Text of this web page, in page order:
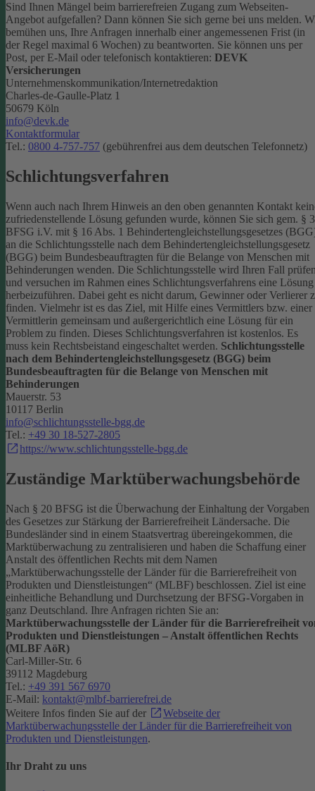
Sind Ihnen Mängel beim barrierefreien Zugang zum Webseiten-
Angebot aufgefallen? Dann können Sie sich gerne bei uns melden.
bemühen uns, Ihre Anfragen innerhalb einer angemessenen Frist (in
der Regel maximal 6 Wochen) zu beantworten. Sie können uns per
Post, per E-Mail oder telefonisch kontaktieren: DEVK
Versicherungen
Unternehmenskommunikation/Internetredaktion
Charles-de-Gaulle-Platz 1
50679 Köln
info@devk.de
Kontaktformular
Tel.: 0800 4-757-757 (gebührenfrei aus dem deutschen Telefonnetz)
Schlichtungsverfahren
Wenn auch nach Ihrem Hinweis an den oben genannten Kontakt
zufriedenstellende Lösung gefunden wurde, können Sie sich gem. §
BFSG i.V. mit § 16 Abs. 1 Behindertengleichstellungsgesetzes
an die Schlichtungsstelle nach dem Behindertengleichstellungsgesetz
(BGG) beim Bundesbeauftragten für die Belange von Menschen mit
Behinderungen wenden. Die Schlichtungsstelle wird Ihren Fall
und versuchen im Rahmen eines Schlichtungsverfahrens eine Lösung
herbeizuführen. Dabei geht es nicht darum, Gewinner oder Verlierer
finden. Vielmehr ist es das Ziel, mit Hilfe eines Vermittlers bzw. einer
Vermittlerin gemeinsam und außergerichtlich eine Lösung für ein
Problem zu finden. Dieses Schlichtungsverfahren ist kostenlos. Es
muss kein Rechtsbeistand eingeschaltet werden. Schlichtungsstelle
nach dem Behindertengleichstellungsgesetz (BGG) beim
Bundesbeauftragten für die Belange von Menschen mit
Behinderungen
Mauerstr. 53
10117 Berlin
info@schlichtungsstelle-bgg.de
Tel.: +49 30 18-527-2805
https://www.schlichtungsstelle-bgg.de
Zuständige Marktüberwachungsbehörde
Nach § 20 BFSG ist die Überwachung der Einhaltung der Vorgaben
des Gesetzes zur Stärkung der Barrierefreiheit Ländersache. Die
Bundesländer sind in einem Staatsvertrag übereingekommen, die
Marktüberwachung zu zentralisieren und haben die Schaffung einer
Anstalt des öffentlichen Rechts mit dem Namen
„Marktüberwachungsstelle der Länder für die Barrierefreiheit von
Produkten und Dienstleistungen“ (MLBF) beschlossen. Ziel ist eine
einheitliche Behandlung und Durchsetzung der BFSG-Vorgaben in
ganz Deutschland. Ihre Anfragen richten Sie an:
Marktüberwachungsstelle der Länder für die Barrierefreiheit
Produkten und Dienstleistungen – Anstalt öffentlichen Rechts
(MLBF AöR)
Carl-Miller-Str. 6
39112 Magdeburg
Tel.: +49 391 567 6970
E-Mail: kontakt@mlbf-barrierefrei.de
Weitere Infos finden Sie auf der
Webseite der
Marktüberwachungsstelle der Länder für die Barrierefreiheit von
Produkten und Dienstleistungen.
Ihr Draht zu uns